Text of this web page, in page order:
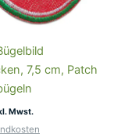
7,5 cm, Patch
Mwst.